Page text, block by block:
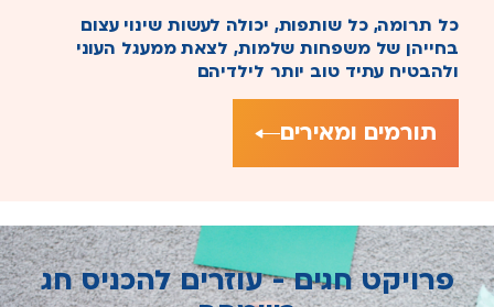
כל תרומה, כל שותפות, יכולה לעשות שינוי עצום
בחייהן של משפחות שלמות, לצאת ממעגל העוני
ולהבטיח עתיד טוב יותר לילדיהם
תורמים ומאירים
פרויקט חגים - עוזרים להכניס חג